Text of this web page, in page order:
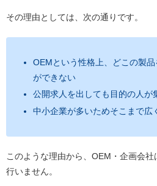
その理由としては、次の通りです。
OEMという性格上、どこの製
ができない
公開求人を出しても目的の人が
中小企業が多いためそこまで広
このような理由から、OEM・企画会
行いません。